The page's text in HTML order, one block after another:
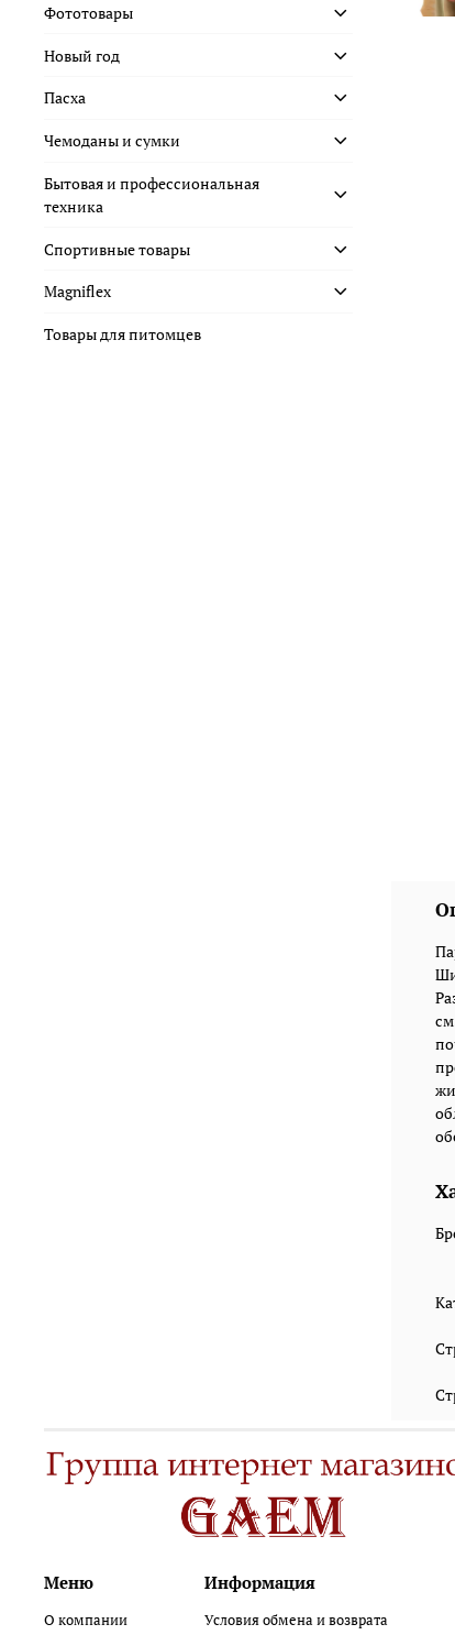
Фототовары
Новый год
Пасха
Чемоданы и сумки
Бытовая и профессиональная
техника
Спортивные товары
Magniflex
Товары для питомцев
Меню
О компании
Информация
Условия обмена и возврата